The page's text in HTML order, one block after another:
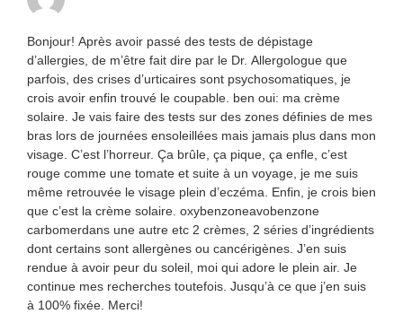
Bonjour! Après avoir passé des tests de dépistage
d’allergies, de m’être fait dire par le Dr. Allergologue que
parfois, des crises d’urticaires sont psychosomatiques, je
crois avoir enfin trouvé le coupable. ben oui: ma crème
solaire. Je vais faire des tests sur des zones définies de mes
bras lors de journées ensoleillées mais jamais plus dans mon
visage. C’est l’horreur. Ça brûle, ça pique, ça enfle, c’est
rouge comme une tomate et suite à un voyage, je me suis
même retrouvée le visage plein d’eczéma. Enfin, je crois bien
que c’est la crème solaire. oxybenzoneavobenzone
carbomerdans une autre etc 2 crèmes, 2 séries d’ingrédients
dont certains sont allergènes ou cancérigènes. J’en suis
rendue à avoir peur du soleil, moi qui adore le plein air. Je
continue mes recherches toutefois. Jusqu’à ce que j’en suis
à 100% fixée. Merci!